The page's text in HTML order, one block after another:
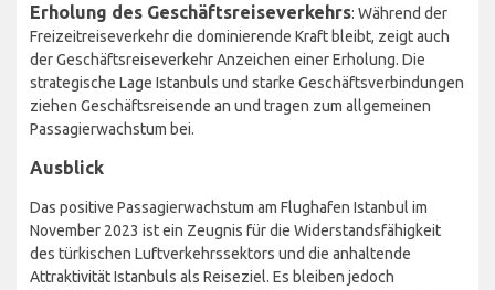
Erholung des Geschäftsreiseverkehrs: Während der
Freizeitreiseverkehr die dominierende Kraft bleibt, zeigt auch
der Geschäftsreiseverkehr Anzeichen einer Erholung. Die
strategische Lage Istanbuls und starke Geschäftsverbindungen
ziehen Geschäftsreisende an und tragen zum allgemeinen
Passagierwachstum bei.
Ausblick
Das positive Passagierwachstum am Flughafen Istanbul im
November 2023 ist ein Zeugnis für die Widerstandsfähigkeit
des türkischen Luftverkehrssektors und die anhaltende
Attraktivität Istanbuls als Reiseziel. Es bleiben jedoch